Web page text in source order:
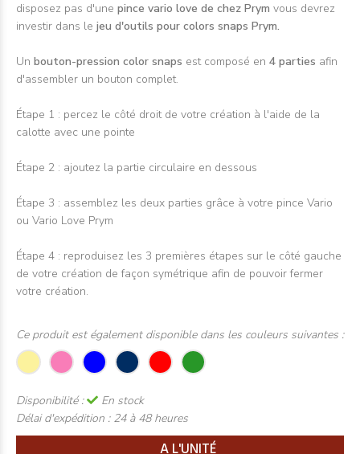
disposez pas d'une pince vario love de chez Prym vous devrez
investir dans le jeu d'outils pour colors snaps Prym.
Un bouton-pression color snaps est composé en 4 parties afin
d'assembler un bouton complet.
Étape 1 : percez le côté droit de votre création à l'aide de la
calotte avec une pointe
Étape 2 : ajoutez la partie circulaire en dessous
Étape 3 : assemblez les deux parties grâce à votre pince Vario
ou Vario Love Prym
Étape 4 : reproduisez les 3 premières étapes sur le côté gauche
de votre création de façon symétrique afin de pouvoir fermer
votre création.
Ce produit est également disponible dans les couleurs suivantes :
Disponibilité :
En stock
Délai d'expédition : 24 à 48 heures
A L'UNITÉ